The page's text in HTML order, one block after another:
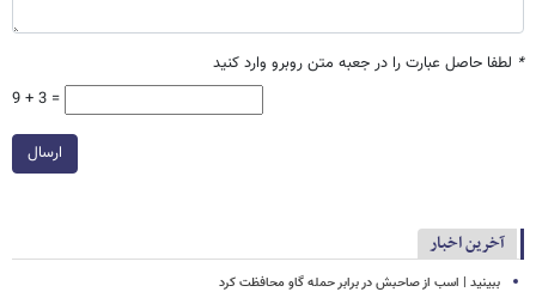
* لطفا حاصل عبارت را در جعبه متن روبرو وارد کنید
9 + 3 =
ارسال
آخرین اخبار
ببینید | اسب از صاحبش در برابر حمله گاو محافظت کرد